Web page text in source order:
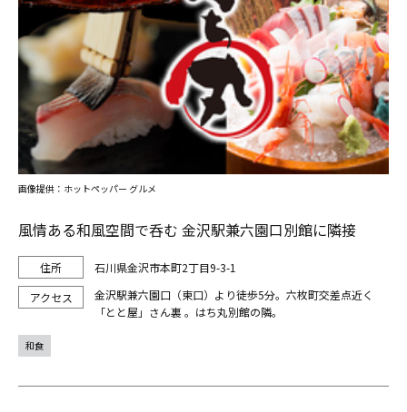
風情ある和風空間で呑む 金沢駅兼六園口別館に隣接
石川県金沢市本町2丁目9-3-1
金沢駅兼六園口（東口）より徒歩5分。六枚町交差点近く
「とと屋」さん裏 。はち丸別館の隣。
画像提供：ホットペッパー グルメ
和食